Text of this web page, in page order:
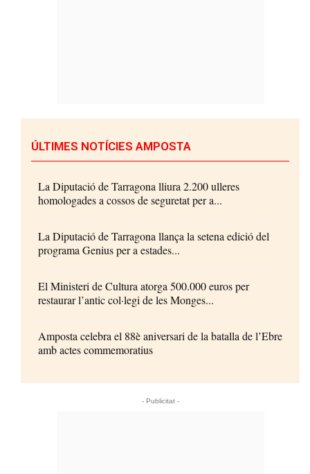
ÚLTIMES NOTÍCIES AMPOSTA
La Diputació de Tarragona lliura 2.200 ulleres
homologades a cossos de seguretat per a...
La Diputació de Tarragona llança la setena edició del
programa Genius per a estades...
El Ministeri de Cultura atorga 500.000 euros per
restaurar l’antic col·legi de les Monges...
Amposta celebra el 88è aniversari de la batalla de l’Ebre
amb actes commemoratius
- Publicitat -